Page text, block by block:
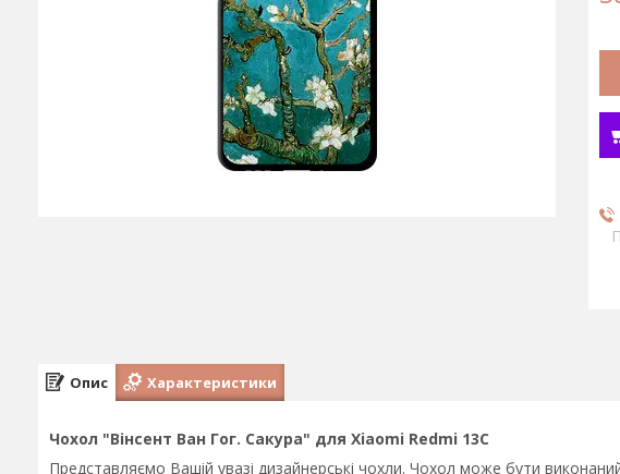
Опис Характеристики
Чохол "Вінсент Ван Гог. Сакура" для Xiaomi Redmi 13C
Представляємо Вашій увазі дизайнерські чохли. Чохол може бути